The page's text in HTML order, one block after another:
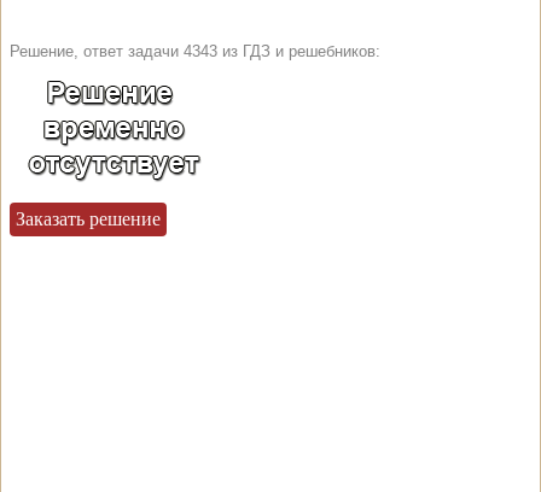
Решение, ответ задачи 4343 из ГДЗ и решебников:
Заказать решение